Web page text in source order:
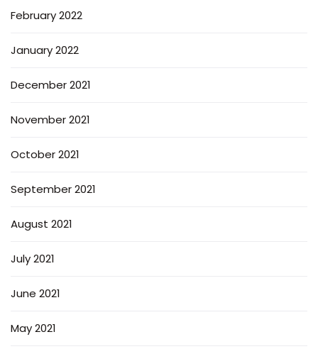
February 2022
January 2022
December 2021
November 2021
October 2021
September 2021
August 2021
July 2021
June 2021
May 2021